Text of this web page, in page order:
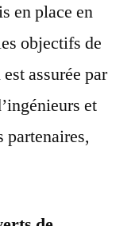
en place en
objectifs de
assurée par
et
partenaires,